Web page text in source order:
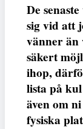
De
sig vid att
vänner än
säkert
ihop,
lista på
även om
fysiska